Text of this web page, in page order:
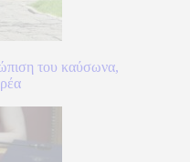
του καύσωνα,